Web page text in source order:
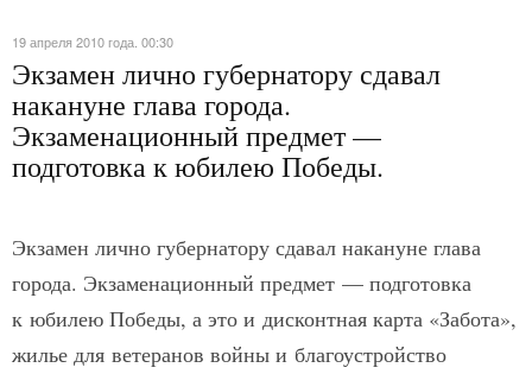
19 апреля 2010 года. 00:30
Экзамен лично губернатору сдавал
накануне глава города.
Экзаменационный предмет —
подготовка к юбилею Победы.
Экзамен лично губернатору сдавал накануне глава
города. Экзаменационный предмет — подготовка
к юбилею Победы, а это и дисконтная карта «Забота»,
жилье для ветеранов войны и благоустройство